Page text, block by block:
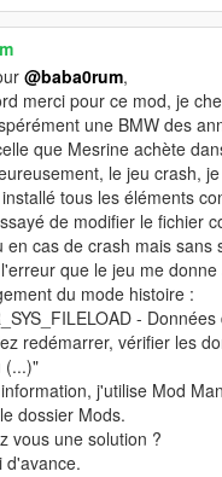
@baba0rum,
merci pour ce mod, je
une BMW des
que Mesrine achète
le jeu crash,
tous les éléments
de modifier le fichier
en cas de crash mais sans
que le jeu me
du mode histoire :
-
redémarrer, vérifier les
(...)"
j'utilise Mod
dossier Mods.
vous une solution ?
d'avance.